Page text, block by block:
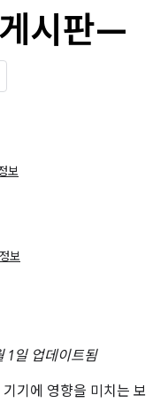
시판—
보
보
1일 업데이트됨
기에 영향을 미치는 보